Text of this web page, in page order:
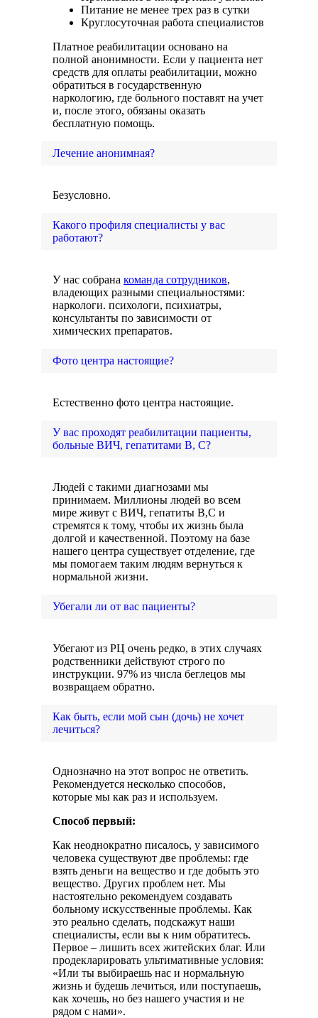
Питание не менее трех раз в сутки
Круглосуточная работа специалистов
Платное реабилитации основано на
полной анонимности. Если у пациента нет
средств для оплаты реабилитации, можно
обратиться в государственную
наркологию, где больного поставят на учет
и, после этого, обязаны оказать
бесплатную помощь.
Лечение анонимная?
Безусловно.
Какого профиля специалисты у вас
работают?
У нас собрана команда сотрудников,
владеющих разными специальностями:
наркологи. психологи, психиатры,
консультанты по зависимости от
химических препаратов.
Фото центра настоящие?
Естественно фото центра настоящие.
У вас проходят реабилитации пациенты,
больные ВИЧ, гепатитами В, С?
Людей с такими диагнозами мы
принимаем. Миллионы людей во всем
мире живут с ВИЧ, гепатиты В,С и
стремятся к тому, чтобы их жизнь была
долгой и качественной. Поэтому на базе
нашего центра существует отделение, где
мы помогаем таким людям вернуться к
нормальной жизни.
Убегали ли от вас пациенты?
Убегают из РЦ очень редко, в этих случаях
родственники действуют строго по
инструкции. 97% из числа беглецов мы
возвращаем обратно.
Как быть, если мой сын (дочь) не хочет
лечиться?
Однозначно на этот вопрос не ответить.
Рекомендуется несколько способов,
которые мы как раз и используем.
Способ первый:
Как неоднократно писалось, у зависимого
человека существуют две проблемы: где
взять деньги на вещество и где добыть это
вещество. Других проблем нет. Мы
настоятельно рекомендуем создавать
больному искусственные проблемы. Как
это реально сделать, подскажут наши
специалисты, если вы к ним обратитесь.
Первое – лишить всех житейских благ. Или
продекларировать ультимативные условия:
«Или ты выбираешь нас и нормальную
жизнь и будешь лечиться, или поступаешь,
как хочешь, но без нашего участия и не
рядом с нами».